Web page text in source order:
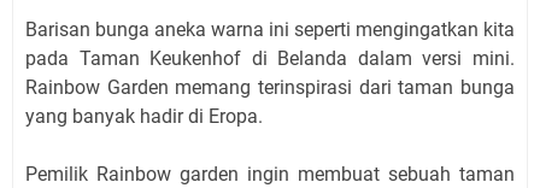
Barisan bunga aneka warna ini seperti mengingatkan kita
pada Taman Keukenhof di Belanda dalam versi mini.
Rainbow Garden memang terinspirasi dari taman bunga
yang banyak hadir di Eropa.
Pemilik Rainbow garden ingin membuat sebuah taman